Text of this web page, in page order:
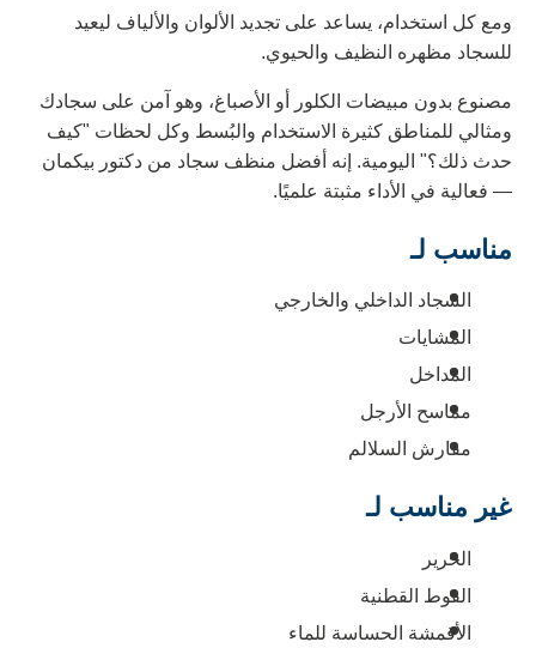
كل استخدام، يساعد على تجديد الألوان والألياف ليعيد
مظهره النظيف والحيوي.
بدون مبيضات الكلور أو الأصباغ، وهو آمن على سجادك
للمناطق كثيرة الاستخدام والبُسط وكل لحظات "كيف
ذلك؟" اليومية. إنه أفضل منظف سجاد من دكتور بيكمان
فعالية في الأداء مثبتة علميًا.
لـ
السجاد الداخلي والخارجي
المشايات
المداخل
مماسح الأرجل
مفارش السلالم
مناسب لـ
الحرير
الفوط القطنية
الأقمشة الحساسة للماء